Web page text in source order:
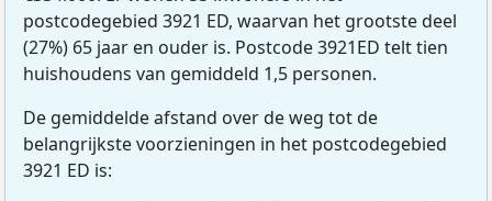
postcodegebied 3921 ED, waarvan het grootste deel
(27%) 65 jaar en ouder is. Postcode 3921ED telt tien
huishoudens van gemiddeld 1,5 personen.
De gemiddelde afstand over de weg tot de
belangrijkste voorzieningen in het postcodegebied
3921 ED is: